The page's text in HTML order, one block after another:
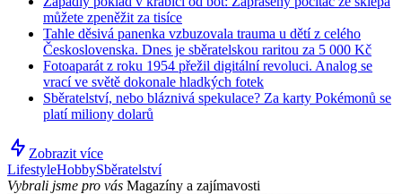
můžete zpeněžit za tisíce
Tahle děsivá panenka vzbuzovala trauma u dětí z celého
Československa. Dnes je sběratelskou raritou za 5 000 Kč
Fotoaparát z roku 1954 přežil digitální revoluci. Analog se
vrací ve světě dokonale hladkých fotek
Sběratelství, nebo bláznivá spekulace? Za karty Pokémonů se
platí miliony dolarů
Zobrazit více
LifestyleHobbySběratelství
Vybrali jsme pro vás Magazíny a zajímavosti